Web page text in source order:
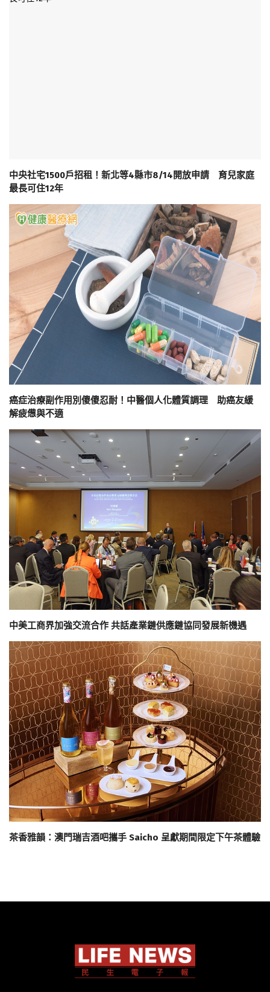
中央社宅1500戶招租！新北等4縣市8/14開放申請 育兒家庭
最長可住12年
癌症治療副作用別傻傻忍耐！中醫個人化體質調理 助癌友緩
解疲憊與不適
中美工商界加強交流合作 共話產業鏈供應鏈協同發展新機遇
茶香雅韻：澳門瑞吉酒吧攜手 Saicho 呈獻期間限定下午茶體驗